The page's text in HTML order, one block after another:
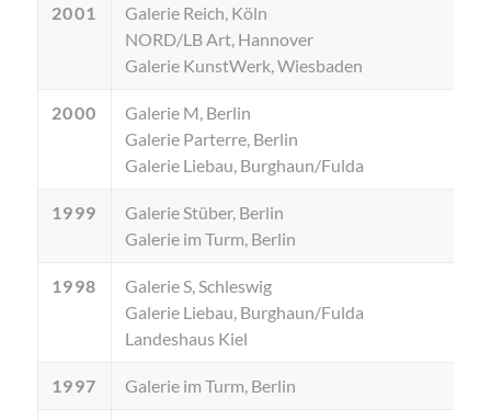
2001
Galerie Reich, Köln
NORD/LB Art, Hannover
Galerie KunstWerk, Wiesbaden
2000
Galerie M, Berlin
Galerie Parterre, Berlin
Galerie Liebau, Burghaun/Fulda
1999
Galerie Stüber, Berlin
Galerie im Turm, Berlin
1998
Galerie S, Schleswig
Galerie Liebau, Burghaun/Fulda
Landeshaus Kiel
1997 Galerie im Turm, Berlin